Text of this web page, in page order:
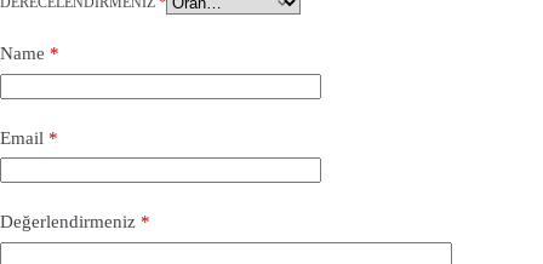
Name *
Email *
Değerlendirmeniz *